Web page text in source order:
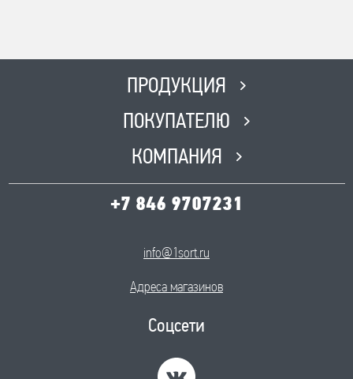
ПРОДУКЦИЯ
ПОКУПАТЕЛЮ
КОМПАНИЯ
+7 846 9707231
info@1sort.ru
Адреса магазинов
Соцсети